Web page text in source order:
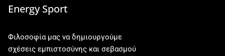
Energy Sport
Φιλοσοφία μας να δημιουργούμε
σχέσεις εμπιστοσύνης και σεβασμού